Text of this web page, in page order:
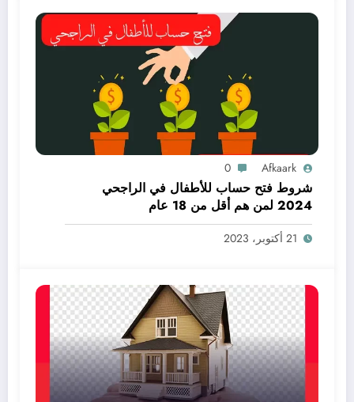
Afkaark
0
شروط فتح حساب للأطفال في الراجحي
2024 لمن هم أقل من 18 عام
21 أكتوبر، 2023